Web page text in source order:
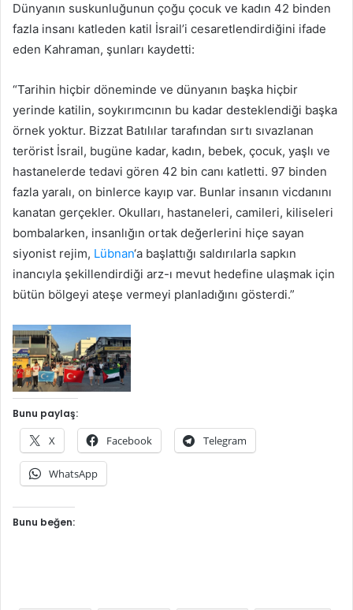
Dünyanın suskunluğunun çoğu çocuk ve kadın 42 binden
fazla insanı katleden katil İsrail’i cesaretlendirdiğini ifade
eden Kahraman, şunları kaydetti:
“Tarihin hiçbir döneminde ve dünyanın başka hiçbir
yerinde katilin, soykırımcının bu kadar desteklendiği başka
örnek yoktur. Bizzat Batılılar tarafından sırtı sıvazlanan
terörist İsrail, bugüne kadar, kadın, bebek, çocuk, yaşlı ve
hastanelerde tedavi gören 42 bin canı katletti. 97 binden
fazla yaralı, on binlerce kayıp var. Bunlar insanın vicdanını
kanatan gerçekler. Okulları, hastaneleri, camileri, kiliseleri
bombalarken, insanlığın ortak değerlerini hiçe sayan
siyonist rejim, Lübnan‘a başlattığı saldırılarla sapkın
inancıyla şekillendirdiği arz-ı mevut hedefine ulaşmak için
bütün bölgeyi ateşe vermeyi planladığını gösterdi.”
Bunu paylaş:
X Facebook Telegram
WhatsApp
Bunu beğen: